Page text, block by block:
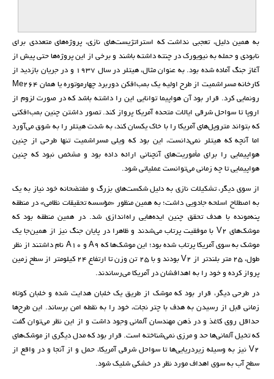
به همین دلیل، تعجبی نداشت که استراتژیست‌های نازی، پروژه‌های متعددی برای
نابودی و حمله به نیویورک در چنته داشته باشند و برخی از این پروژه‌‌ها حتی پیش از
آغاز جنگ آماده شده بود. به عنوان مثال، هیتلر در سال ۱۹۳۷ و در جریان بازدید از
کارخانه مسراشمیت از طرح اولیه یک بمب‌افکن دوربرد چهار‌موتوره یا همان Me264
رونمایی کرد. قرار بود آن هواپیما توانایی این را داشته باشد که در صورت لزوم از
اروپا تا سواحل شرقی ایالات متحده آمریکا پرواز کند. تصور داشتن چنین بمب‌افکنی
که بتواند متروپل‌های آمریکا را با خاک یکسان کند، به شدت هیتلر را به شوق می‌آورد
اما آنچه که هیتلر نمی‌دانست، این بود که ویلی مسراشمیت تنها طرحی از چنین
هواپیمایی را برای مأموریت‌های آنچنانی ارائه داده بود و مشخص نبود که چنین
هواپیمایی تا چه زمانی می‌توانست عملیاتی شود.
از سوی دیگر، تشکیلات نازی به دلیل شکست‌های بزرگ و مفتضحانه خود نیاز به یک
به ‌اصطلاح اسلحه جادویی داشت؛ به همین منظور «مؤسسه تحقیقات نظامی» در منطقه
پنه‌مونده با هدف تحقق چنین ایده‌هایی راه‌اندازی شد. در همین منطقه بود که
موشک‌های V2 با موفقیت پرتاب می‌شدند و ظاهرا در پایان جنگ نیز از همین‌جا یک
موشک به سوی آمریکا پرتاب شده بود؛ این موشک‌ها که A9 و A10 نام داشتند از نظر
طول، ۲۵ متر بلندتر از V2 بودند و با ۲۵ تن وزن تا ارتفاع ۲۴ کیلومتر از سطح زمین
پرواز کرده و خود را به اهدافشان در آمریکا می‌رساندند.
در طرحی دیگر، قرار بود که موشک از طریق یک خلبان هدایت‌ شده و خلبان کوتاه‌
زمانی قبل از رسیدن به هدف با چتر نجات، خود را به نقطه امن برساند. این طرح‌ها
حداقل روی کاغذ و در ذهن مهندسان آلمانی وجود داشت و از این نظر می‌توان گفت
که تخیل آلمانی‌ها حد و مرزی نمی‌شناخته است. قرار بود که مدل دیگری از موشک‌های
V2 نیز به وسیله زیردریایی‌ها تا سواحل شرقی آمریکا، حمل و از آنجا و در واقع از
سطح آب به سوی اهداف مورد ‌نظر در خشکی شلیک شود.